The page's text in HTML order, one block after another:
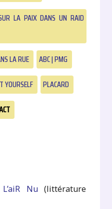
LA PAIX DANS UN RAID
LA RUE
ABC | PMG
YOURSELF
PLACARD
L’aiR Nu(littérature